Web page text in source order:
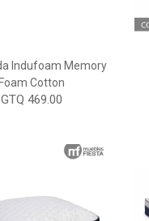
Indufoam Memory
Cotton
GTQ 469.00